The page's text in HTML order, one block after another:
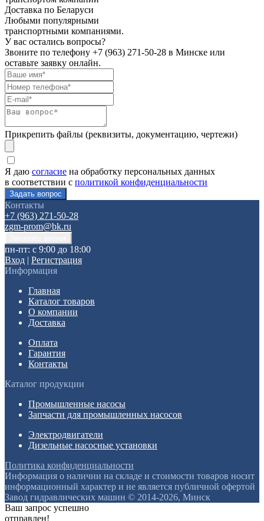
Доставка по Беларуси
Любыми популярными
транспортными компаниями.
У вас остались вопросы?
Звоните по телефону +7 (963) 271-50-28 в Минске или
оставьте заявку онлайн.
Прикрепить файлы (реквизиты, документацию, чертежи)
Я даю согласие на обработку персональных данных
в соответствии с политикой конфиденциальности
Контакты
+7 (963) 271-50-28
zgm-prom@bk.ru
пн-пт: с 9:00 до 18:00
Вход | Регистрация
Информация
Главная
Каталог товаров
О компании
Доставка
Оплата
Гарантия
Контакты
Каталог продукции
Промышленные насосы
Запчасти для промышленных насосов
Электродвигатели
Дизельные насосные установки
Политика конфиденциальности
Информация о наличии на складе и стоимости товаров носит
информационный характер и не является публичной офертой
Завод гидравлических машин © 2014-2026, Минск
Ваш запрос успешно
отправлен!